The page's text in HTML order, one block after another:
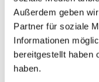
Außerdem geben
Partner für soziale
Informationen
bereitgestellt haben
haben.
Home-Theater-PCs
(HTPC), da sie
hochauflösende
Videostreams extrem
effizient verarbeitet.
ihrer geringen
Abmessungen bietet sie